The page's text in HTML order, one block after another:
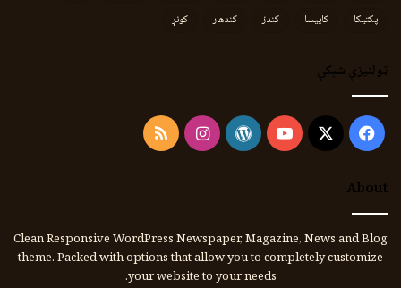
پکتیکا
کاپیسا کندز کندهار کونړ
ټولنیزې شبکې
Facebook
X
YouTube
WordPress
Instagram
RSS
About
Clean Responsive WordPress Newspaper, Magazine, News and Blog
theme. Packed with options that allow you to completely customize
your website to your needs.